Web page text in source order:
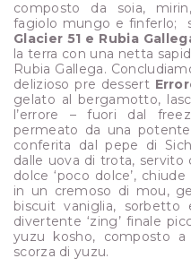
composto da soia,
fagiolo mungo e finferlo;
Glacier 51 e Rubia
la terra con una netta
Rubia Gallega.
delizioso pre dessert
gelato al bergamotto,
l’errore – fuori dal
permeato da una
conferita dal pepe di
dalle uova di trota, servito
dolce ‘poco dolce’,
in un cremoso di mou,
biscuit vaniglia,
divertente ‘zing’ finale
yuzu kosho, composto
scorza di yuzu.